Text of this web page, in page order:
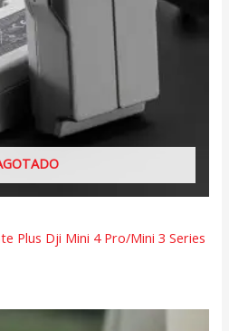
Plus Dji Mini 4 Pro/Mini 3 Series